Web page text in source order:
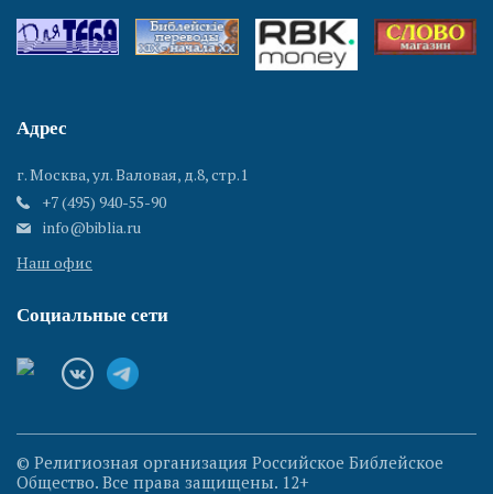
Адрес
г. Москва, ул. Валовая, д.8, стр.1
+7 (495) 940-55-90
info@biblia.ru
Наш офис
Социальные сети
© Религиозная организация Российское Библейское
Общество. Все права защищены. 12+